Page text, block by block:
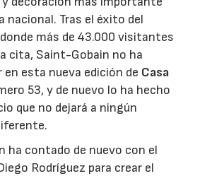
nacional. Tras el éxito del
más de 43.000 visitantes
cita, Saint-Gobain no ha
esta nueva edición de Casa
53, y de nuevo lo ha hecho
que no dejará a ningún
ha contado de nuevo con el
Rodríguez para crear el